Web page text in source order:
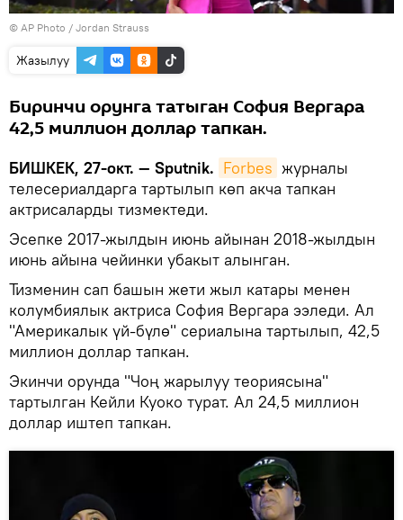
© AP Photo / Jordan Strauss
Жазылуу
Биринчи орунга татыган София Вергара
42,5 миллион доллар тапкан.
БИШКЕК, 27-окт. — Sputnik. Forbes журналы
телесериалдарга тартылып көп акча тапкан
актрисаларды тизмектеди.
Эсепке 2017-жылдын июнь айынан 2018-жылдын
июнь айына чейинки убакыт алынган.
Тизменин сап башын жети жыл катары менен
колумбиялык актриса София Вергара ээледи. Ал
"Америкалык үй-бүлө" сериалына тартылып, 42,5
миллион доллар тапкан.
Экинчи орунда "Чоң жарылуу теориясына"
тартылган Кейли Куоко турат. Ал 24,5 миллион
доллар иштеп тапкан.